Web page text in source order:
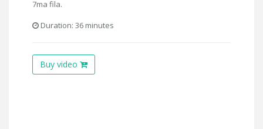
7ma fila.
Duration: 36 minutes
Buy video